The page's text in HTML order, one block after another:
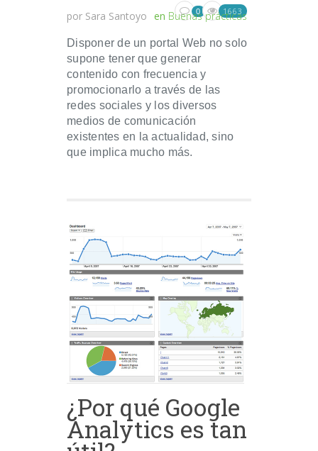
por Sara Santoyo en Buenas prácticas
0 1663
Disponer de un portal Web no solo
supone tener que generar
contenido con frecuencia y
promocionarlo a través de las
redes sociales y los diversos
medios de comunicación
existentes en la actualidad, sino
que implica mucho más.
¿Por qué Google
Analytics es tan